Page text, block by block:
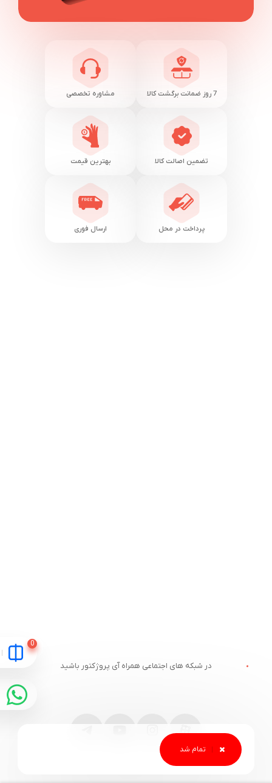
7 روز ضمانت برگشت کالا مشاوره تخصصی
تضمین اصالت کالا بهترین قیمت
پرداخت در محل ارسال فوری
در شبکه های اجتماعی همراه آی پروژکتور باشید